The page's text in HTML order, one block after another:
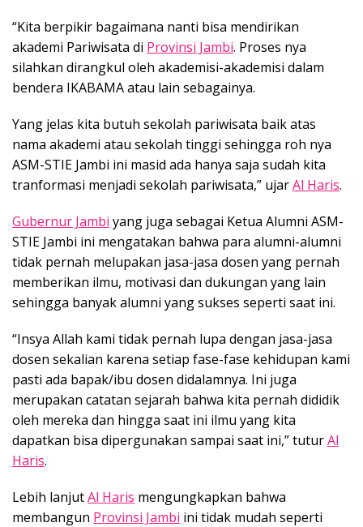
“Kita berpikir bagaimana nanti bisa mendirikan
akademi Pariwisata di Provinsi Jambi. Proses nya
silahkan dirangkul oleh akademisi-akademisi dalam
bendera IKABAMA atau lain sebagainya.
Yang jelas kita butuh sekolah pariwisata baik atas
nama akademi atau sekolah tinggi sehingga roh nya
ASM-STIE Jambi ini masid ada hanya saja sudah kita
tranformasi menjadi sekolah pariwisata,” ujarAl Haris.
Gubernur Jambi yang juga sebagai Ketua Alumni ASM-
STIE Jambi ini mengatakan bahwa para alumni-alumni
tidak pernah melupakan jasa-jasa dosen yang pernah
memberikan ilmu, motivasi dan dukungan yang lain
sehingga banyak alumni yang sukses seperti saat ini.
“Insya Allah kami tidak pernah lupa dengan jasa-jasa
dosen sekalian karena setiap fase-fase kehidupan kami
pasti ada bapak/ibu dosen didalamnya. Ini juga
merupakan catatan sejarah bahwa kita pernah dididik
oleh mereka dan hingga saat ini ilmu yang kita
dapatkan bisa dipergunakan sampai saat ini,” tuturAl
Haris.
Lebih lanjutAl Haris mengungkapkan bahwa
membangun Provinsi Jambi ini tidak mudah seperti